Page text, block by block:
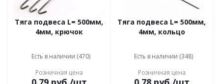
Тяга подвеса L= 500мм,
4мм, крючок
Есть в наличии (470)
Розничная цена
Тяга подвеса L= 500мм,
4мм, кольцо
Есть в наличии (348)
Розничная цена